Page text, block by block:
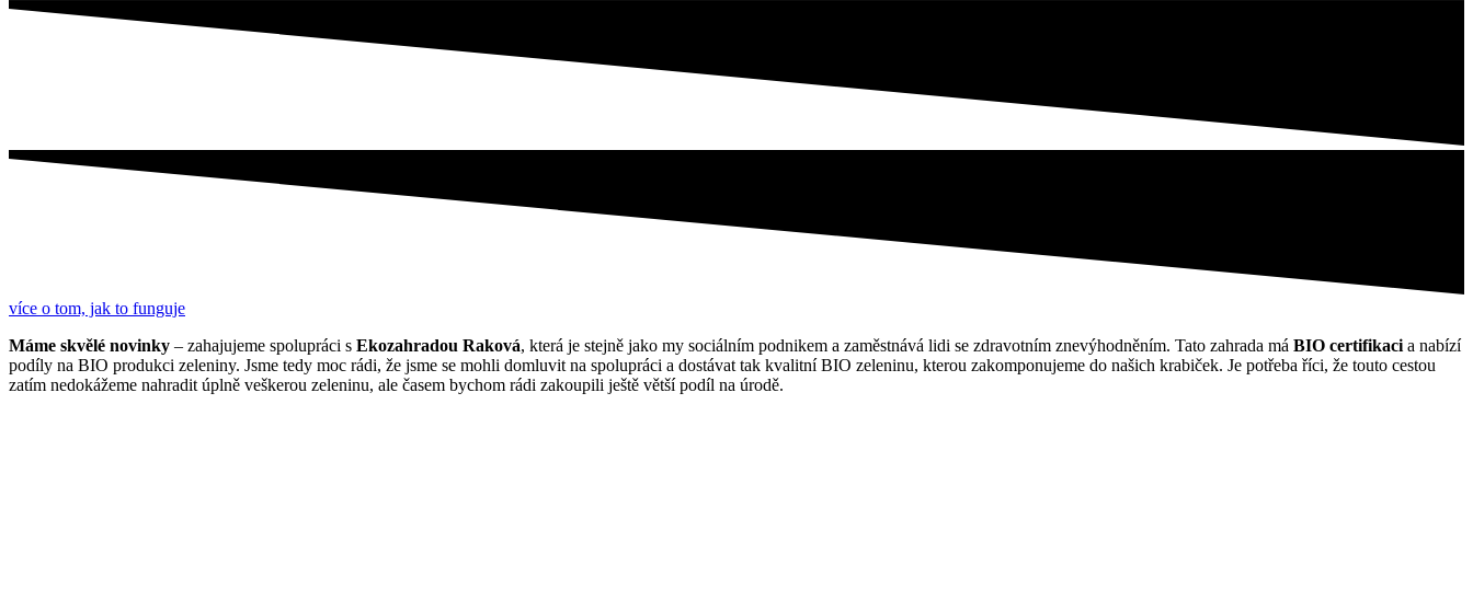
více o tom, jak to funguje
Máme skvělé novinky – zahajujeme spolupráci s Ekozahradou Raková, která je stejně jako my sociálním podnikem a zaměstnává lidi se zdravotním znevýhodněním. Tato zahrada má BIO certifikaci a nabízí
podíly na BIO produkci zeleniny. Jsme tedy moc rádi, že jsme se mohli domluvit na spolupráci a dostávat tak kvalitní BIO zeleninu, kterou zakomponujeme do našich krabiček. Je potřeba říci, že touto cestou
zatím nedokážeme nahradit úplně veškerou zeleninu, ale časem bychom rádi zakoupili ještě větší podíl na úrodě.